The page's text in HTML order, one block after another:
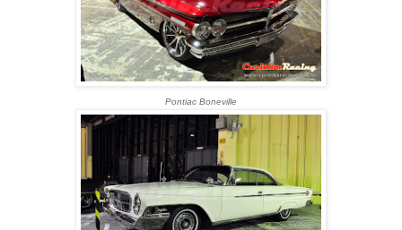
Pontiac Boneville